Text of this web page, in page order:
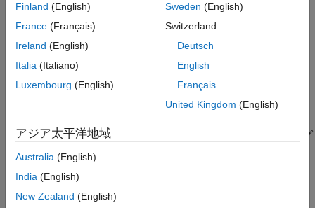
拡張機能
すべて展開する
MATLAB® の
を使用してバックグ
Computing Toolbox™ の
ードを高速化します。
Finland (English)
France (Français)
Ireland (English)
Italia (Italiano)
Luxembourg (English)
Sweden (English)
Switzerland
Deutsch
English
Français
United Kingdom (English)
アジア太平洋地域
Australia (English)
India (English)
New Zealand (English)